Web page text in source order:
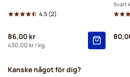
4.5(2)
86,00 kr
430,00 kr/ kg.
Svart
Kanske något för dig?